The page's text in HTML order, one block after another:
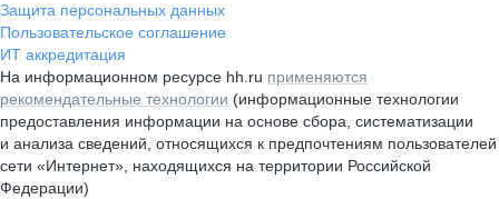
Защита персональных данных
Пользовательское соглашение
ИТ аккредитация
На информационном ресурсе hh.ru применяются
рекомендательные технологии (информационные технологии
предоставления информации на основе сбора, систематизации
и анализа сведений, относящихся к предпочтениям пользователей
сети «Интернет», находящихся на территории Российской
Федерации)